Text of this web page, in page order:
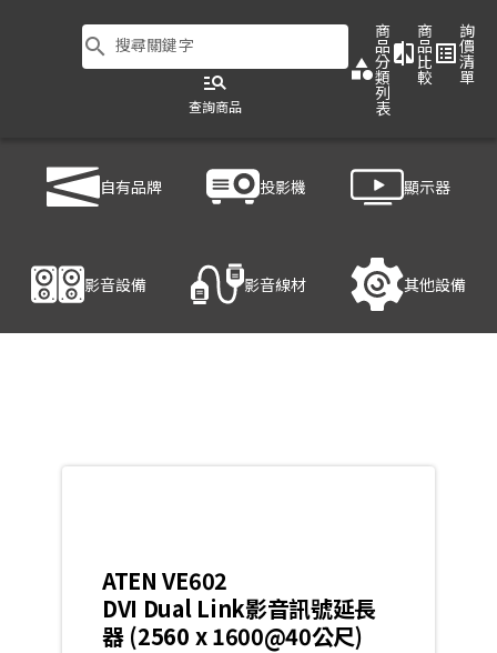
search 搜尋關鍵字
manage_search
查詢商品
category
商
品
分
類
列
表
compare
商
品
比
較
list_alt
詢
價
清
單
自有品牌 投影機 顯示器
影音設備 影音線材 其他設備
產品細節
ATEN VE602
DVI Dual Link影音訊號延長
器 (2560 x 1600@40公尺)